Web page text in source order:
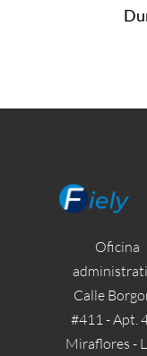
Oficina
Calle
#411 - Apt.
Miraflores -